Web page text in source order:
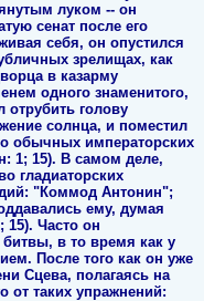
луком -- он
сенат после его
себя, он опустился
зрелищах, как
в казарму
одного знаменитого,
отрубить голову
солнца, и поместил
обычных императорских
1; 15). В самом деле,
гладиаторских
"Коммод Антонин";
ему, думая
15). Часто он
в то время как у
После того как он уже
Сцева, полагаясь на
от таких упражнений: